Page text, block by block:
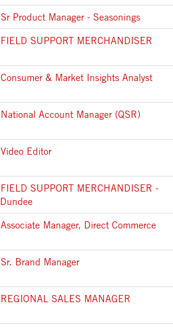
Sr Product Manager - Seasonings
FIELD SUPPORT MERCHANDISER
Consumer & Market Insights Analyst
National Account Manager (QSR)
Video Editor
FIELD SUPPORT MERCHANDISER -
Dundee
Associate Manager, Direct Commerce
Sr. Brand Manager
REGIONAL SALES MANAGER